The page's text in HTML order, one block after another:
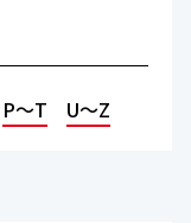
P～T U～Z